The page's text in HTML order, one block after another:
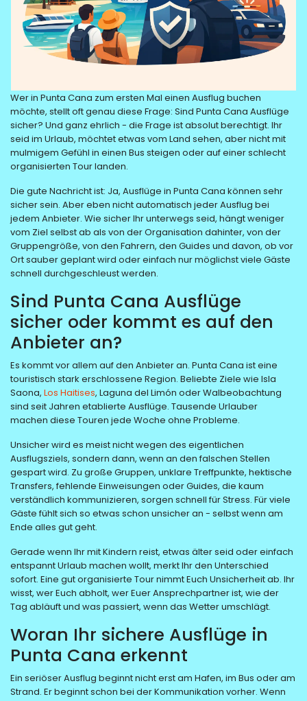
Wer in Punta Cana zum ersten Mal einen Ausflug buchen
möchte, stellt oft genau diese Frage: Sind Punta Cana Ausflüge
sicher? Und ganz ehrlich - die Frage ist absolut berechtigt. Ihr
seid im Urlaub, möchtet etwas vom Land sehen, aber nicht mit
mulmigem Gefühl in einen Bus steigen oder auf einer schlecht
organisierten Tour landen.
Die gute Nachricht ist: Ja, Ausflüge in Punta Cana können sehr
sicher sein. Aber eben nicht automatisch jeder Ausflug bei
jedem Anbieter. Wie sicher Ihr unterwegs seid, hängt weniger
vom Ziel selbst ab als von der Organisation dahinter, von der
Gruppengröße, von den Fahrern, den Guides und davon, ob vor
Ort sauber geplant wird oder einfach nur möglichst viele Gäste
schnell durchgeschleust werden.
Sind Punta Cana Ausflüge
sicher oder kommt es auf den
Anbieter an?
Es kommt vor allem auf den Anbieter an. Punta Cana ist eine
touristisch stark erschlossene Region. Beliebte Ziele wie Isla
Saona, Los Haitises, Laguna del Limón oder Walbeobachtung
sind seit Jahren etablierte Ausflüge. Tausende Urlauber
machen diese Touren jede Woche ohne Probleme.
Unsicher wird es meist nicht wegen des eigentlichen
Ausflugsziels, sondern dann, wenn an den falschen Stellen
gespart wird. Zu große Gruppen, unklare Treffpunkte, hektische
Transfers, fehlende Einweisungen oder Guides, die kaum
verständlich kommunizieren, sorgen schnell für Stress. Für viele
Gäste fühlt sich so etwas schon unsicher an - selbst wenn am
Ende alles gut geht.
Gerade wenn Ihr mit Kindern reist, etwas älter seid oder einfach
entspannt Urlaub machen wollt, merkt Ihr den Unterschied
sofort. Eine gut organisierte Tour nimmt Euch Unsicherheit ab. Ihr
wisst, wer Euch abholt, wer Euer Ansprechpartner ist, wie der
Tag abläuft und was passiert, wenn das Wetter umschlägt.
Woran Ihr sichere Ausflüge in
Punta Cana erkennt
Ein seriöser Ausflug beginnt nicht erst am Hafen, im Bus oder am
Strand. Er beginnt schon bei der Kommunikation vorher. Wenn